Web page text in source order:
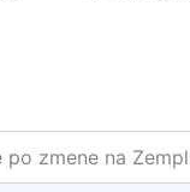
zmene na